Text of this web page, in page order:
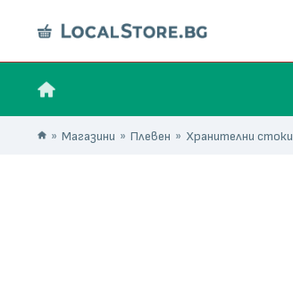
Магазини Плевен Хранителни стоки